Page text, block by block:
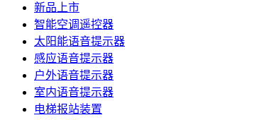
新品上市
智能空调遥控器
太阳能语音提示器
感应语音提示器
户外语音提示器
室内语音提示器
电梯报站装置